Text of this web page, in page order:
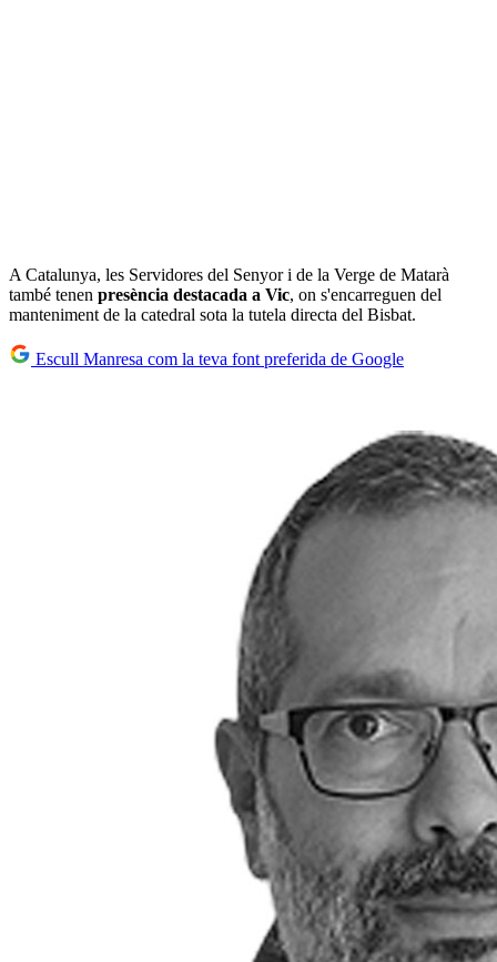
A Catalunya, les Servidores del Senyor i de la Verge de Matarà
també tenen presència destacada a Vic, on s'encarreguen del
manteniment de la catedral sota la tutela directa del Bisbat.
Escull Manresa com la teva font preferida de Google